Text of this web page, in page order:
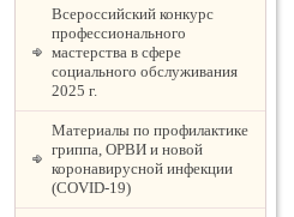
Всероссийский конкурс
профессионального
мастерства в сфере
социального обслуживания
2025 г.
Материалы по профилактике
гриппа, ОРВИ и новой
коронавирусной инфекции
(COVID-19)